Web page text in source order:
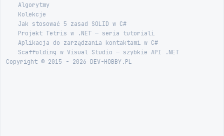
Algorytmy
Kolekcje
Jak stosować 5 zasad SOLID w C#
Projekt Tetris w .NET — seria tutoriali
Aplikacja do zarządzania kontaktami w C#
Scaffolding w Visual Studio — szybkie API .NET
Copyright © 2015 - 2026 DEV-HOBBY.PL